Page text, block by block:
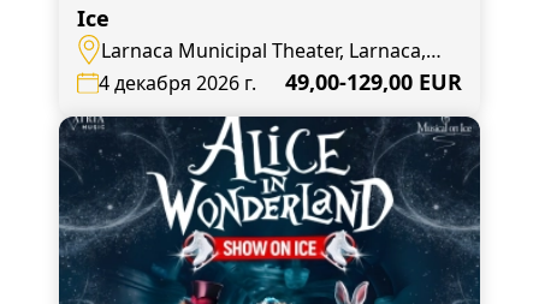
Ice
Larnaca Municipal Theater, Larnaca,
Leonida Kioupi
4 декабря 2026 г. 49,00-129,00 EUR